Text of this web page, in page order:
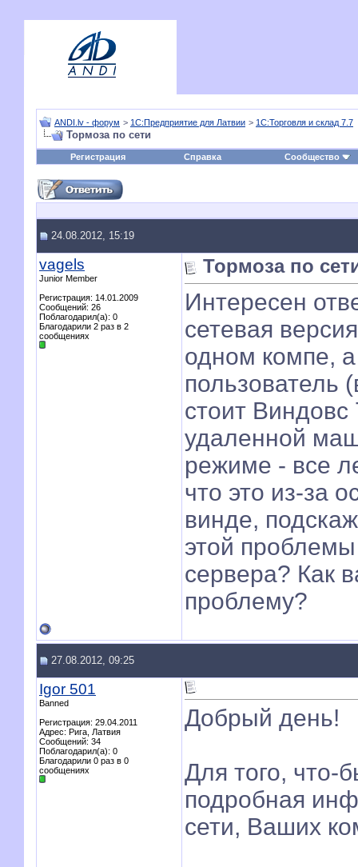
ANDI.lv - форум > 1С:Предприятие для Латвии > 1С:Торговля и склад 7.7
Тормоза по сети
Регистрация Справка Сообщество
24.08.2012, 15:19
vagels
Junior Member
Регистрация: 14.01.2009
Сообщений: 26
Поблагодарил(а): 0
Благодарили 2 раз в 2
сообщениях
Тормоза по
Интересен
сетевая
одном компе,
пользователь
стоит Виндовс
удаленной
режиме - все
что это из-за
винде,
этой проблемы
сервера? Как
проблему?
27.08.2012, 09:25
Igor 501
Banned
Регистрация: 29.04.2011
Адрес: Рига, Латвия
Сообщений: 34
Поблагодарил(а): 0
Благодарили 0 раз в 0
сообщениях
Добрый день!
Для того, что-
подробная
сети, Ваших